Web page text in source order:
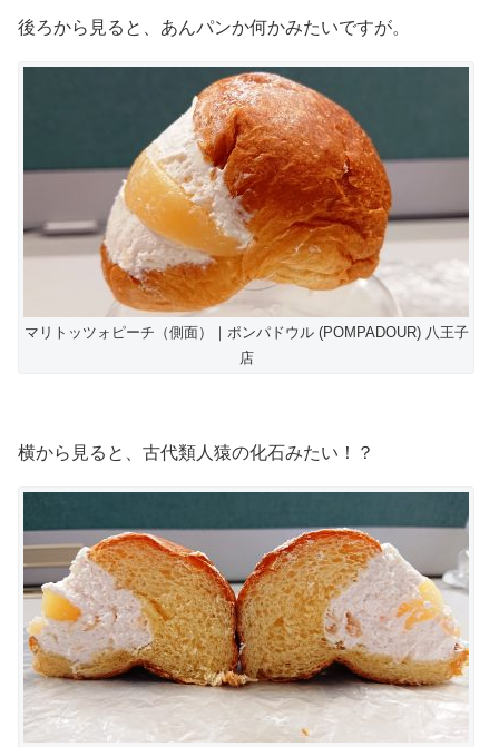
後ろから見ると、あんパンか何かみたいですが。
マリトッツォピーチ（側面）｜ポンパドウル (POMPADOUR) 八王子
店
横から見ると、古代類人猿の化石みたい！？